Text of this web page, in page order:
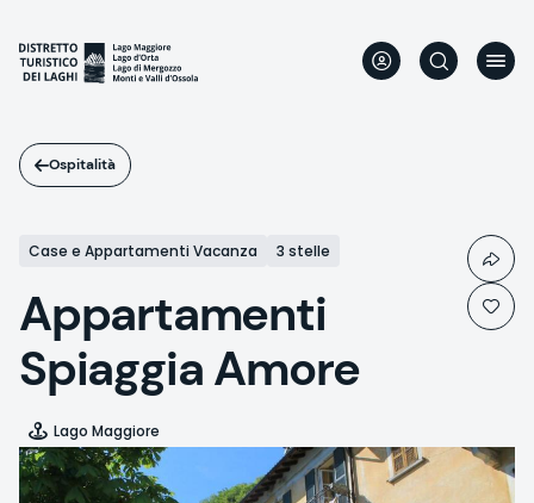
contenuto
principale
Ospitalità
Case e Appartamenti Vacanza 3 stelle
Appartamenti
Spiaggia Amore
Lago Maggiore